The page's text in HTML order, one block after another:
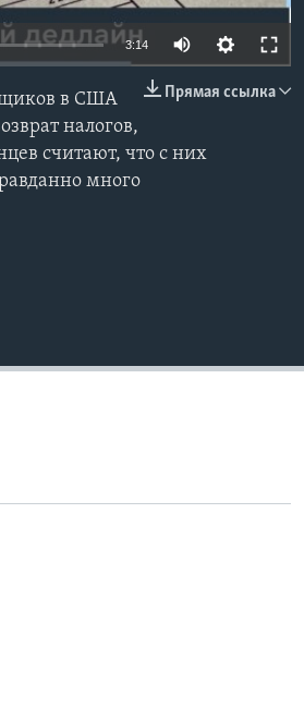
3:14
Прямая ссылка
в США
налогов,
считают, что с них
много